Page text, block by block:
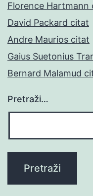
Florence Hartmann
David Packard citat
Andre Maurios citat
Gaius Suetonius
Bernard Malamud
Pretraži…